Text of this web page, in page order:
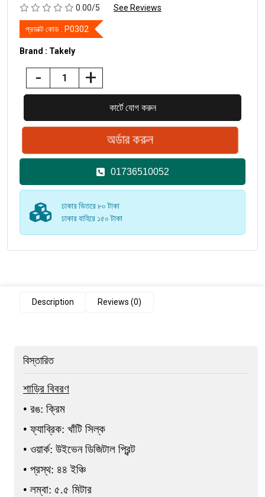
0.00/5 See Reviews
প্রডাক্ট কোড : P0302
Brand : Takely
- +
01736510052
ঢাকার ভিতরে ৮০ টাকা
ঢাকার বাহিরে ১৫০ টাকা
Description Reviews (0)
বিস্তারিত
শাড়ির বিবরণ
• রঙ: ক্রিম
• ফ্যাব্রিক: খাঁটি সিল্ক
• ওয়ার্ক: উইভেন ডিজিটাল প্রিন্ট
• প্রস্থ: ৪৪ ইঞ্চি
• লম্বা: ৫.৫ মিটার